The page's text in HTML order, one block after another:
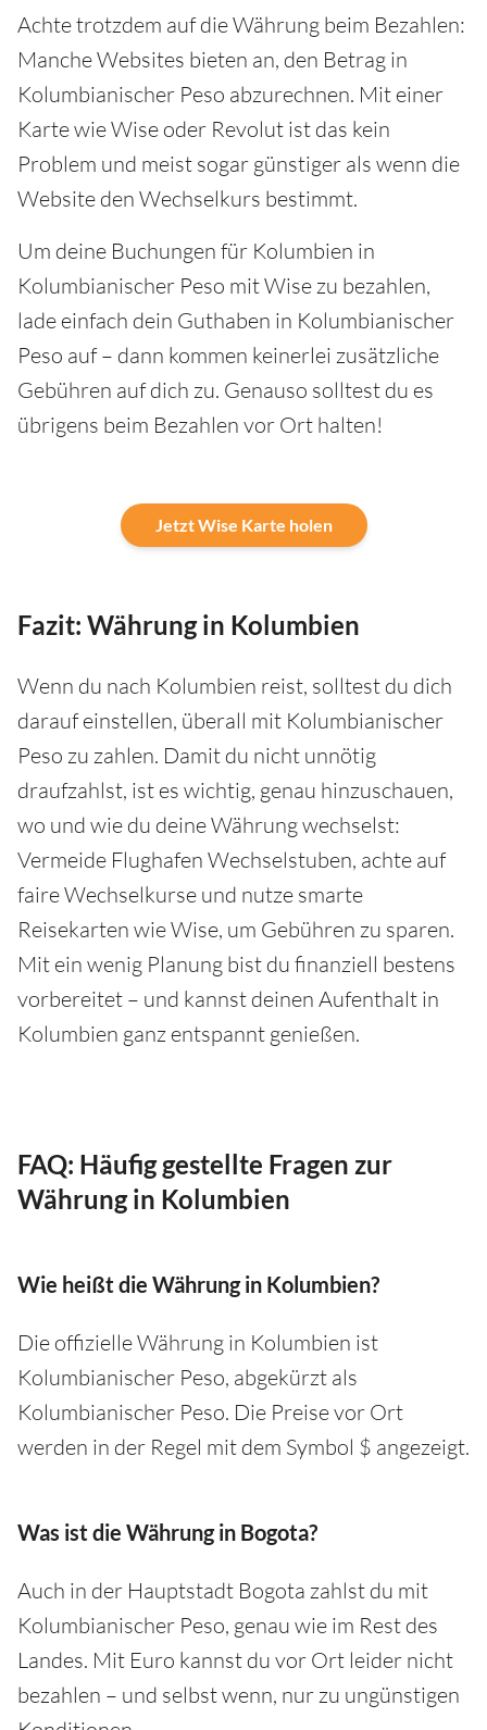
Achte trotzdem auf die Währung beim Bezahlen:
Manche Websites bieten an, den Betrag in
Kolumbianischer Peso abzurechnen. Mit einer
Karte wie Wise oder Revolut ist das kein
Problem und meist sogar günstiger als wenn die
Website den Wechselkurs bestimmt.
Um deine Buchungen für Kolumbien in
Kolumbianischer Peso mit Wise zu bezahlen,
lade einfach dein Guthaben in Kolumbianischer
Peso auf – dann kommen keinerlei zusätzliche
Gebühren auf dich zu. Genauso solltest du es
übrigens beim Bezahlen vor Ort halten!
Jetzt Wise Karte holen
Fazit: Währung in Kolumbien
Wenn du nach Kolumbien reist, solltest du dich
darauf einstellen, überall mit Kolumbianischer
Peso zu zahlen. Damit du nicht unnötig
draufzahlst, ist es wichtig, genau hinzuschauen,
wo und wie du deine Währung wechselst:
Vermeide Flughafen Wechselstuben, achte auf
faire Wechselkurse und nutze smarte
Reisekarten wie Wise, um Gebühren zu sparen.
Mit ein wenig Planung bist du finanziell bestens
vorbereitet – und kannst deinen Aufenthalt in
Kolumbien ganz entspannt genießen.
FAQ: Häufig gestellte Fragen zur
Währung in Kolumbien
Wie heißt die Währung in Kolumbien?
Die offizielle Währung in Kolumbien ist
Kolumbianischer Peso, abgekürzt als
Kolumbianischer Peso. Die Preise vor Ort
werden in der Regel mit dem Symbol $ angezeigt.
Was ist die Währung in Bogota?
Auch in der Hauptstadt Bogota zahlst du mit
Kolumbianischer Peso, genau wie im Rest des
Landes. Mit Euro kannst du vor Ort leider nicht
bezahlen – und selbst wenn, nur zu ungünstigen